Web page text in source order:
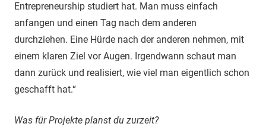
Entrepreneurship studiert hat. Man muss einfach
anfangen und einen Tag nach dem anderen
durchziehen. Eine Hürde nach der anderen nehmen, mit
einem klaren Ziel vor Augen. Irgendwann schaut man
dann zurück und realisiert, wie viel man eigentlich schon
geschafft hat.“
Was für Projekte planst du zurzeit?